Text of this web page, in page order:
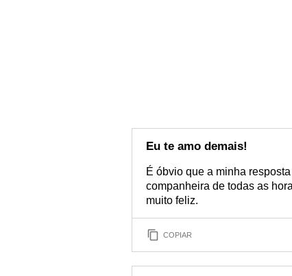
Eu te amo demais!
É óbvio que a minha
companheira de todas as
muito feliz.
COPIAR